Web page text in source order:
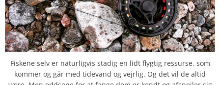
Fiskene selv er naturligvis stadig en lidt flygtig ressurse, som
kommer og går med tidevand og vejrlig. Og det vil de altid